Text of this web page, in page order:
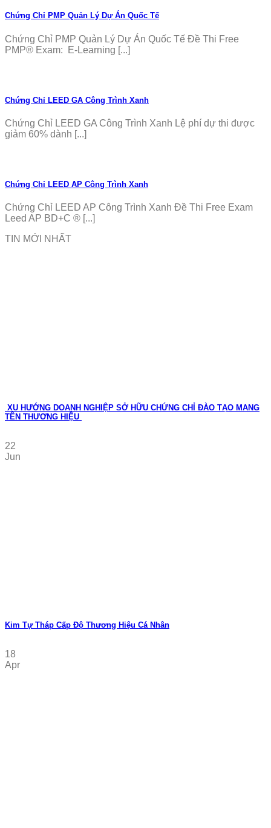
Chứng Chỉ PMP Quản Lý Dự Án Quốc Tế
Chứng Chỉ PMP Quản Lý Dự Án Quốc Tế Đề Thi Free
PMP® Exam: E-Learning [...]
Chứng Chỉ LEED GA Công Trình Xanh
Chứng Chỉ LEED GA Công Trình Xanh Lệ phí dự thi được
giảm 60% dành [...]
Chứng Chỉ LEED AP Công Trình Xanh
Chứng Chỉ LEED AP Công Trình Xanh Đề Thi Free Exam
Leed AP BD+C ® [...]
TIN MỚI NHẤT
XU HƯỚNG DOANH NGHIỆP SỞ HỮU CHỨNG CHỈ ĐÀO TẠO MANG
TÊN THƯƠNG HIỆU
22
Jun
Kim Tự Tháp Cấp Độ Thương Hiệu Cá Nhân
18
Apr